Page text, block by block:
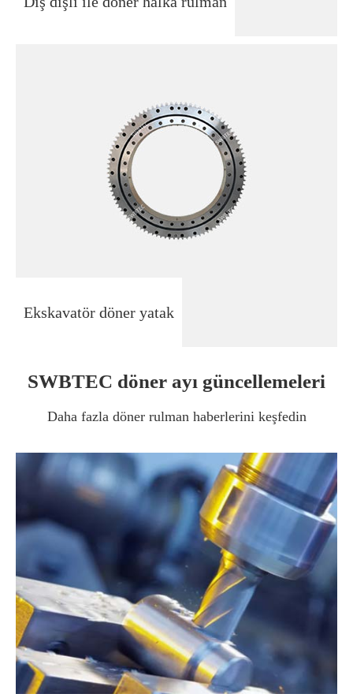
Ekskavatör döner yatak
SWBTEC döner ayı güncellemeleri
Daha fazla döner rulman haberlerini keşfedin